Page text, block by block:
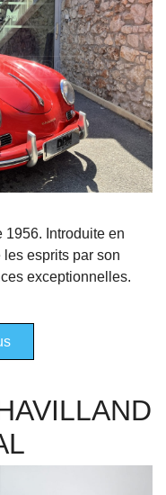
1956. Introduite en
esprits par son
exceptionnelles.